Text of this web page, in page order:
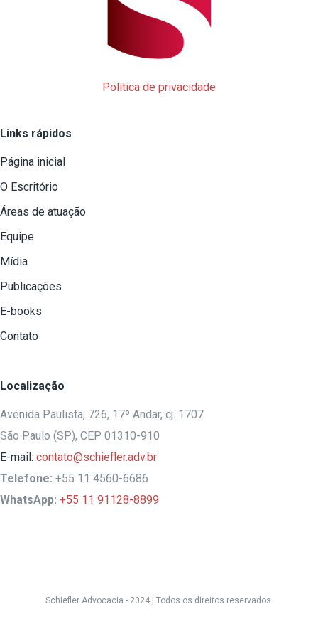
Política de privacidade
Links rápidos
Página inicial
O Escritório
Áreas de atuação
Equipe
Mídia
Publicações
E-books
Contato
Localização
Avenida Paulista, 726, 17º Andar, cj. 1707
São Paulo (SP), CEP 01310-910
E-mail: contato@schiefler.adv.br
Telefone: +55 11 4560-6686
WhatsApp: +55 11 91128-8899
Schiefler Advocacia - 2024 | Todos os direitos reservados.